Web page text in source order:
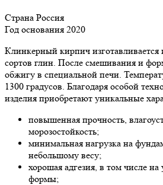
Страна Россия
Год основания 2020
Клинкерный кирпич изготавливается
сортов глин. После смешивания и
обжигу в специальной печи.
1300 градусов. Благодаря особой
изделия приобретают уникальные
повышенная прочность,
морозостойкость;
минимальная нагрузка на
небольшому весу;
хорошая адгезия, в том числе на
формы;